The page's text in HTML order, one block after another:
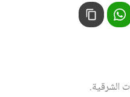
الشرقية.